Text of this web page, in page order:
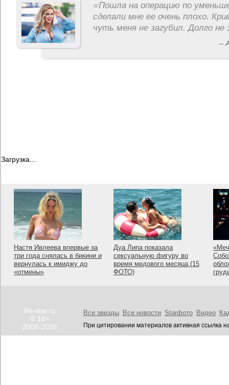
«Пошла на операцию по
сделали мне ее очень плохо.
чуть меня не загубил. Долго не
–
Загрузка...
Настя Ивлеева впервые за
три года снялась в бикини и
вернулась к имиджу до
«отмены»
Дуа Липа показала
сексуальную фигуру во
время медового месяца (15
ФОТО)
life-star.ru
© 18+
2008-2026
Все звезды Все новости Starфото Видео
При цитировании материалов активная ссылка